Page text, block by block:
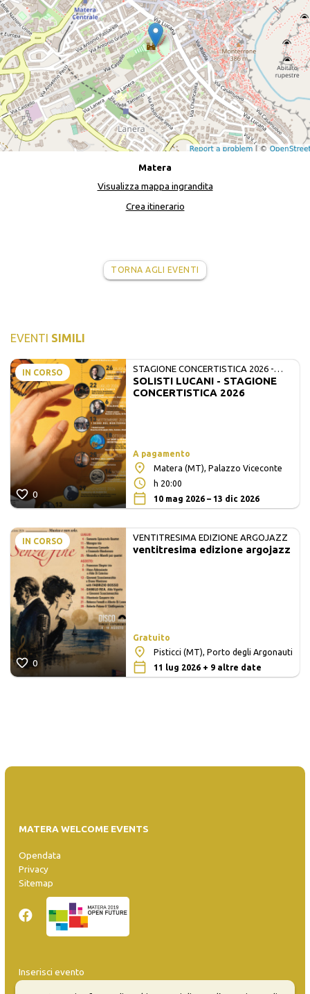
Matera
Visualizza mappa ingrandita
Crea itinerario
TORNA AGLI EVENTI
EVENTI SIMILI
IN CORSO
0
STAGIONE CONCERTISTICA 2026 -
MATE E SOLISTI LUCANI
SOLISTI LUCANI - STAGIONE
CONCERTISTICA 2026
A pagamento
Matera (MT), Palazzo Viceconte
h 20:00
10 mag 2026 – 13 dic 2026
IN CORSO
0
VENTITRESIMA EDIZIONE ARGOJAZZ
ventitresima edizione argojazz
Gratuito
Pisticci (MT), Porto degli Argonauti
11 lug 2026 + 9 altre date
MATERA WELCOME EVENTS
Opendata
Privacy
Sitemap
Inserisci evento